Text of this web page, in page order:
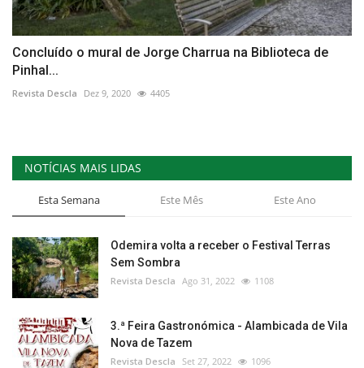
Concluído o mural de Jorge Charrua na Biblioteca de
Pinhal...
Revista Descla Dez 9, 2020 4405
NOTÍCIAS MAIS LIDAS
Esta Semana Este Mês Este Ano
Odemira volta a receber o Festival Terras
Sem Sombra
Revista Descla Ago 31, 2022 1108
3.ª Feira Gastronómica - Alambicada de Vila
Nova de Tazem
Revista Descla Set 27, 2022 1096